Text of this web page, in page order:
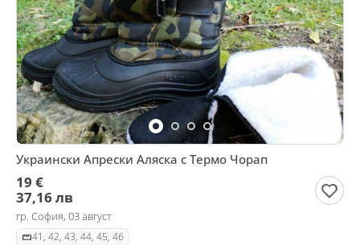
Украински Апрески Аляска с Термо Чорап
19 €
37,16 лв
гр. София, 03 август
41, 42, 43, 44, 45, 46